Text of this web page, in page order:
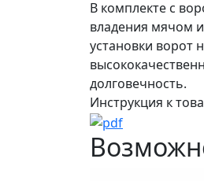
В комплекте с
владения мячом
установки ворот
долговечность.
Инструкция к